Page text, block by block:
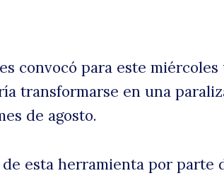
convocó para este miércoles
transformarse en una
de agosto.
esta herramienta por parte